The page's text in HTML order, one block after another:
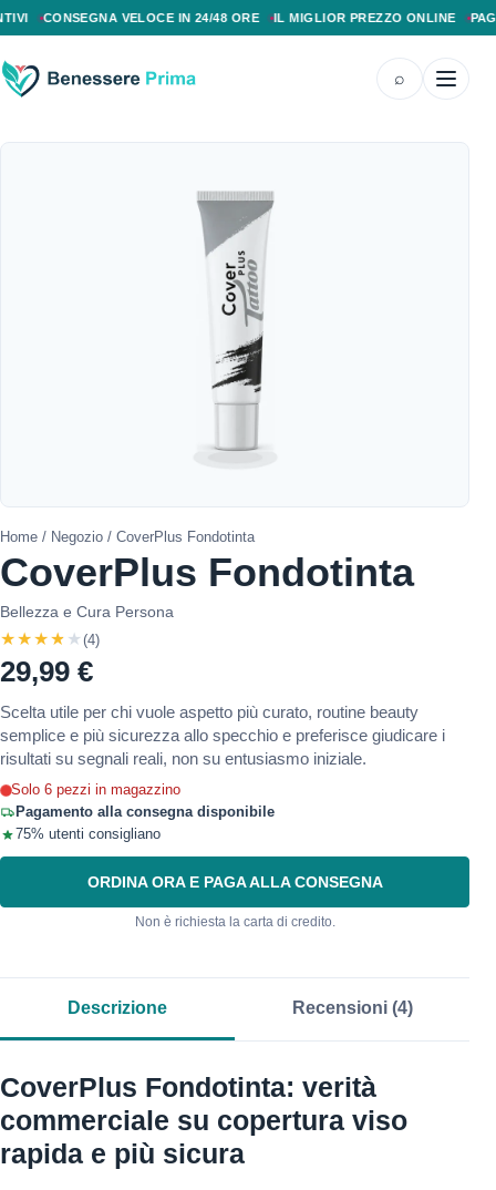
CONSEGNA VELOCE IN 24/48 ORE IL MIGLIOR PREZZO ONLINE
⌕
Home / Negozio / CoverPlus Fondotinta
CoverPlus Fondotinta
Bellezza e Cura Persona
★★★★★ (4)
29,99 €
Scelta utile per chi vuole aspetto più curato, routine beauty
semplice e più sicurezza allo specchio e preferisce giudicare i
risultati su segnali reali, non su entusiasmo iniziale.
Solo 6 pezzi in magazzino
Pagamento alla consegna disponibile
75% utenti consigliano
ORDINA ORA E PAGA ALLA CONSEGNA
Non è richiesta la carta di credito.
Descrizione Recensioni (4)
CoverPlus Fondotinta: verità
commerciale su copertura viso
rapida e più sicura